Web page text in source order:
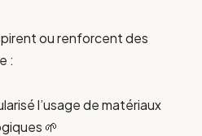
ou renforcent des
:
l’usage de matériaux
🌱